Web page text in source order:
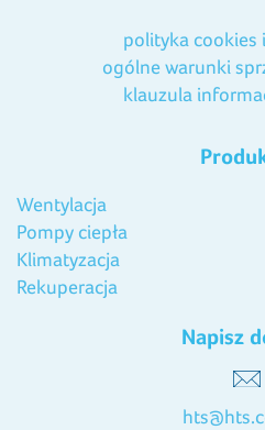
polityka cookies
ogólne warunki
klauzula
Wentylacja
Pompy ciepła
Klimatyzacja
Rekuperacja
Napisz